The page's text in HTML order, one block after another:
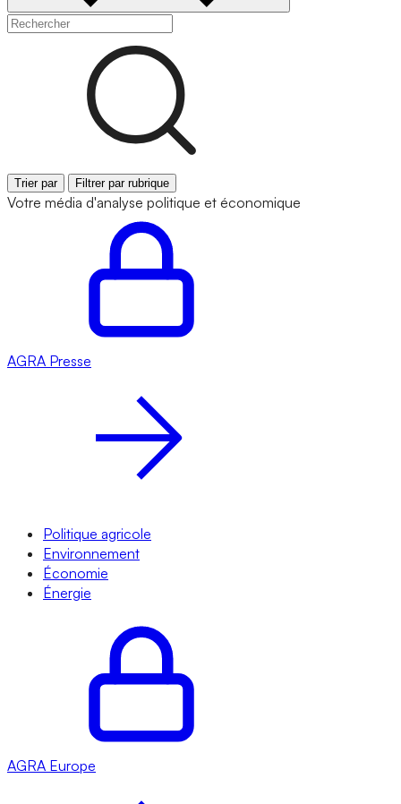
Trier par Filtrer par rubrique
Votre média d'analyse politique et économique
AGRA Presse
Politique agricole
Environnement
Économie
Énergie
AGRA Europe